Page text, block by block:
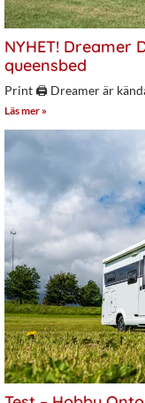
NYHET! Dreamer
queensbed
Print 🖨 Dreamer är
Läs mer »